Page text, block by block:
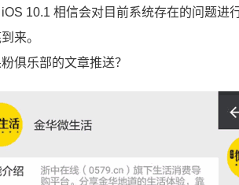
10.1 相信会对目前系统存在的问题
来。
俱乐部的文章推送？